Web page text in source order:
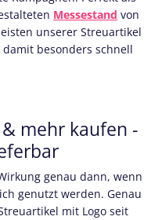
Messestand von
unserer Streuartikel
besonders schnell
mehr kaufen -
genau dann, wenn
genutzt werden. Genau
mit Logo seit